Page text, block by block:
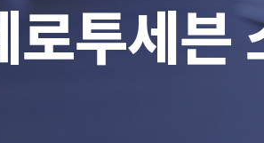
IR 자료실
로투세븐